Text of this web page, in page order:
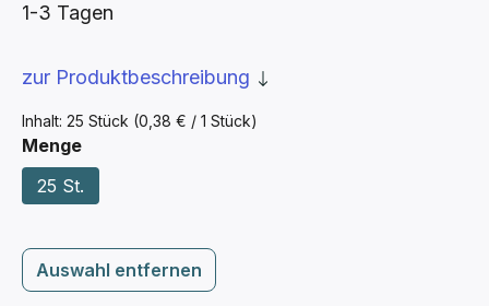
Inhalt: 25 Stück (0,38 € / 1 Stück)
1-3 Tagen
zur Produktbeschreibung
Mengeauswählen
25 St.
Auswahl entfernen